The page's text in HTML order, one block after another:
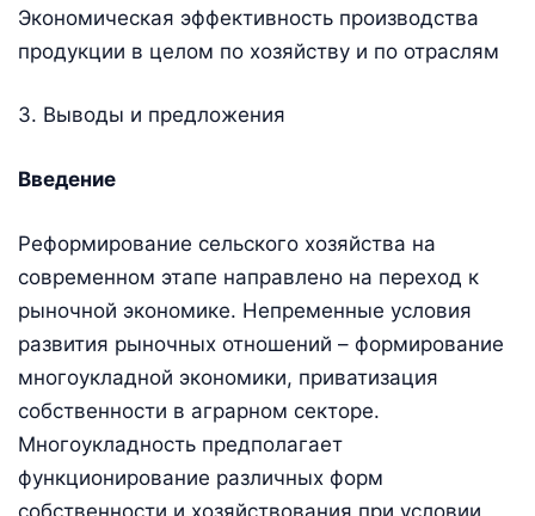
Экономическая эффективность производства
продукции в целом по хозяйству и по отраслям
3. Выводы и предложения
Введение
Реформирование сельского хозяйства на
современном этапе направлено на переход к
рыночной экономике. Непременные условия
развития рыночных отношений – формирование
многоукладной экономики, приватизация
собственности в аграрном секторе.
Многоукладность предполагает
функционирование различных форм
собственности и хозяйствования при условии